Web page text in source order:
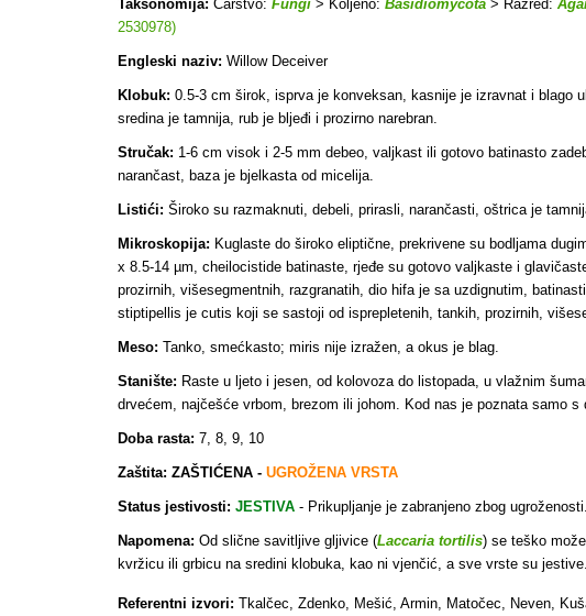
Taksonomija: Carstvo: Fungi > Koljeno: Basidiomycota > Razred:
2530978)
Engleski naziv: Willow Deceiver
Klobuk: 0.5-3 cm širok, isprva je konveksan, kasnije je izravnat i blago
sredina je tamnija, rub je bljeđi i prozirno narebran.
Stručak: 1-6 cm visok i 2-5 mm debeo, valjkast ili gotovo batinasto
narančast, baza je bjelkasta od micelija.
Listići: Široko su razmaknuti, debeli, prirasli, narančasti, oštrica je
Mikroskopija: Kuglaste do široko eliptične, prekrivene su bodljama
x 8.5-14 µm, cheilocistide batinaste, rjeđe su gotovo valjkaste i
prozirnih, višesegmentnih, razgranatih, dio hifa je sa uzdignutim,
stiptipellis je cutis koji se sastoji od isprepletenih, tankih, prozirnih,
Meso: Tanko, smećkasto; miris nije izražen, a okus je blag.
Stanište: Raste u ljeto i jesen, od kolovoza do listopada, u vlažnim
drvećem, najčešće vrbom, brezom ili johom. Kod nas je poznata samo
Doba rasta: 7, 8, 9, 10
Zaštita: ZAŠTIĆENA - UGROŽENA VRSTA
Status jestivosti: JESTIVA - Prikupljanje je zabranjeno zbog ugroženosti.
Napomena: Od slične savitljive gljivice (Laccaria tortilis) se teško
kvržicu ili grbicu na sredini klobuka, kao ni vjenčić, a sve vrste su jestive.
Referentni izvori: Tkalčec, Zdenko, Mešić, Armin, Matočec, Neven,